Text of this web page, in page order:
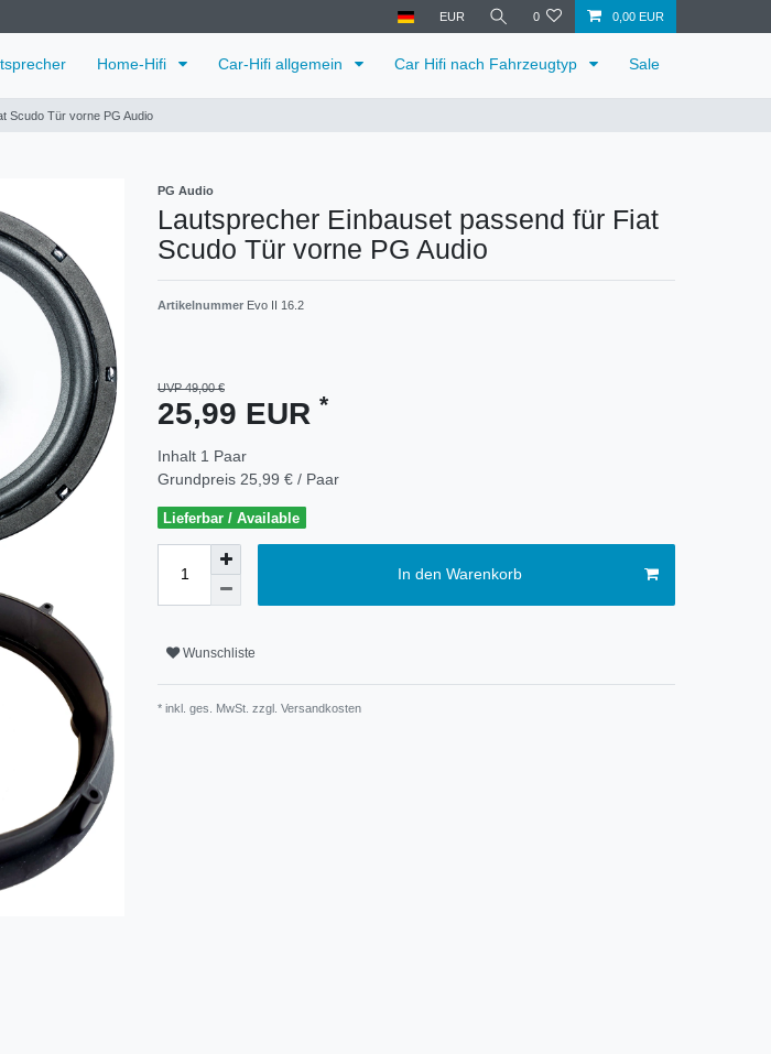
EUR 0 0,00 EUR
Home-Hifi Car-Hifi allgemein Car Hifi nach Fahrzeugtyp Sale
Scudo Tür vorne PG Audio
PG Audio
Lautsprecher Einbauset passend für Fiat
Scudo Tür vorne PG Audio
Artikelnummer Evo II 16.2
UVP 49,00 €
25,99 EUR *
Inhalt 1 Paar
Grundpreis 25,99 € / Paar
Lieferbar / Available
In den Warenkorb
Wunschliste
* inkl. ges. MwSt. zzgl. Versandkosten